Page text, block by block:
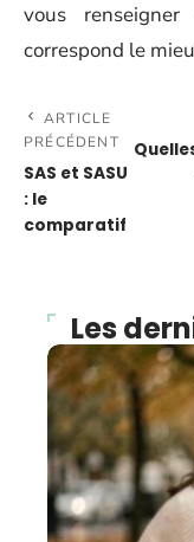
vous
correspond le
ARTICLE
PRÉCÉDENT
SAS et SASU
: le
comparatif
Les